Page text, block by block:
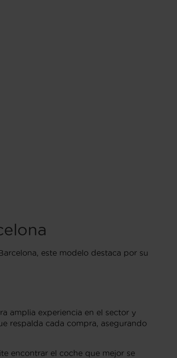
este modelo destaca por su
amplia experiencia en el sector y
respalda cada compra, asegurando
encontrar el coche que mejor se